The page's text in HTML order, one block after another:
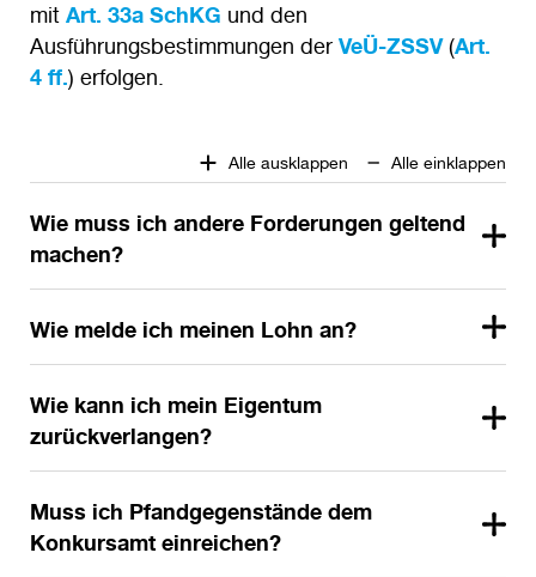
mit Art. 33a SchKG und den
Ausführungsbestimmungen der VeÜ-ZSSV(Art.
4 ff.) erfolgen.
Alle ausklappen Alle einklappen
Wie muss ich andere Forderungen geltend
machen?
Wie melde ich meinen Lohn an?
Wie kann ich mein Eigentum
zurückverlangen?
Muss ich Pfandgegenstände dem
Konkursamt einreichen?